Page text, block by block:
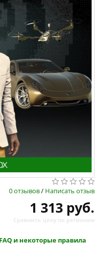
0 отзывов/ Написать отзыв
1 313 руб.
и некоторые правила